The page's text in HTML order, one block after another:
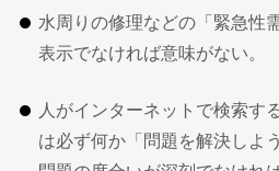
水周りの修理などの「緊急性
表示でなければ意味がない。
人がインターネットで検索す
は必ず何か「問題を解決しよ